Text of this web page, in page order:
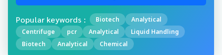
Popular keywords : Biotech
Analytical
Centrifuge
pcr Analytical
Liquid Handling
Biotech
Analytical Chemical